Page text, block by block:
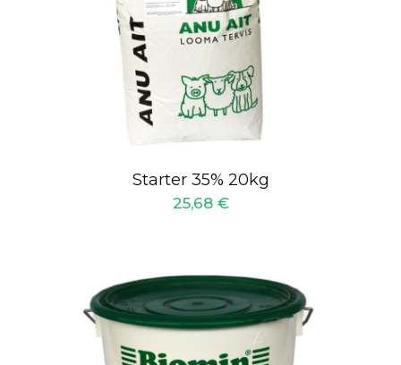
Starter 35% 20kg
25,68 €